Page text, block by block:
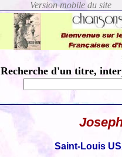
Recherche d'un titre,
Saint-Louis